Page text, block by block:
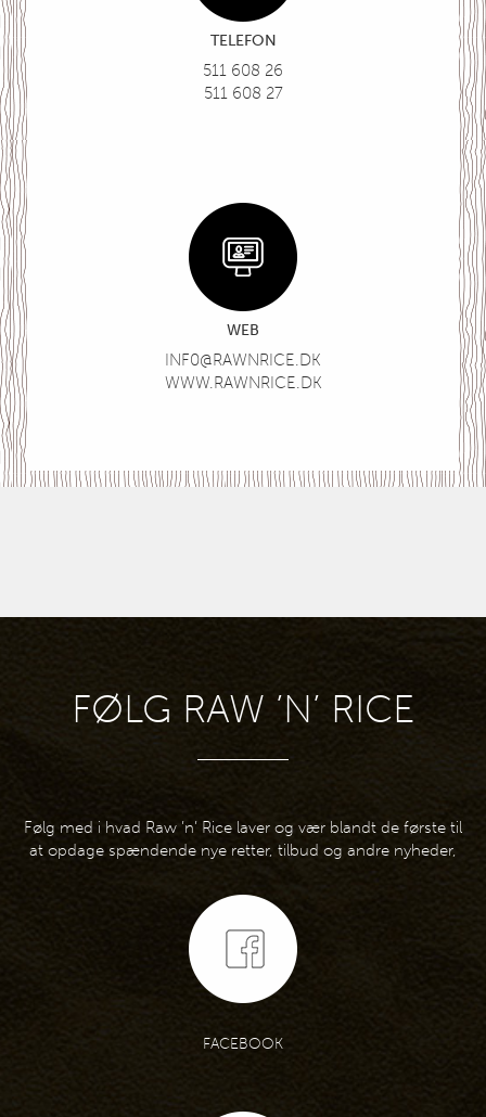
TELEFON
511 608 26
511 608 27
WEB
INF0@RAWNRICE.DK
WWW.RAWNRICE.DK
FØLG RAW ’N’ RICE
Følg med i hvad Raw ’n’ Rice laver og vær blandt de første til
at opdage spændende nye retter, tilbud og andre nyheder,
FACEBOOK